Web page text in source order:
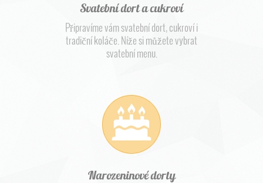
Svatební dort a cukroví
Připravíme vám svatební dort, cukroví i
tradiční koláče. Níže si můžete vybrat
svatební menu.
Narozeninové dorty